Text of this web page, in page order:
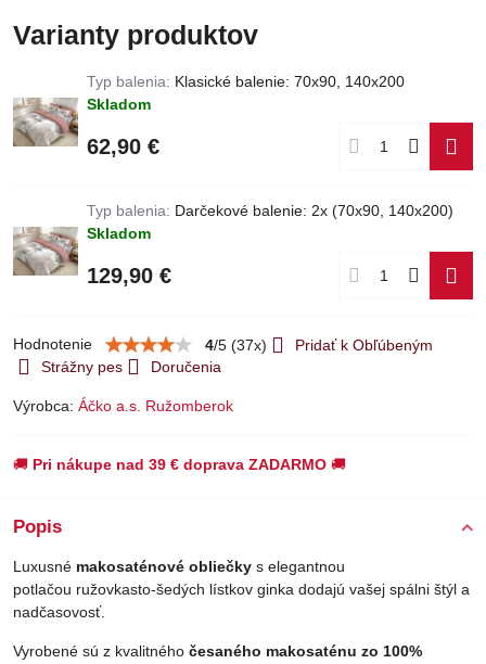
Varianty produktov
Typ balenia: Klasické balenie: 70x90, 140x200
Skladom
62,90 €
Typ balenia: Darčekové balenie: 2x (70x90, 140x200)
Skladom
129,90 €
Hodnotenie 4/5 (37x)
Pridať k Obľúbeným
Strážny pes
Doručenia
Výrobca: Áčko a.s. Ružomberok
🚚 Pri nákupe nad 39 € doprava ZADARMO 🚚
Popis
Luxusné makosaténové obliečky s elegantnou
potlačou ružovkasto-šedých lístkov ginka dodajú vašej spálni štýl a
nadčasovosť.
Vyrobené sú z kvalitného česaného makosaténu zo 100%